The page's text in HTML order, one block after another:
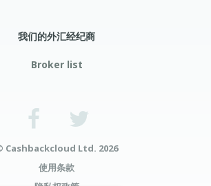
我们的外汇经纪商
Broker list
Cashbackcloud Ltd. 2026
使用条款